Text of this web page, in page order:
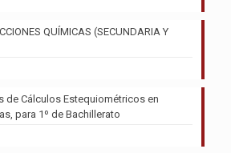
QUÍMICAS (SECUNDARIA Y
de Cálculos Estequiométricos en
para 1º de Bachillerato